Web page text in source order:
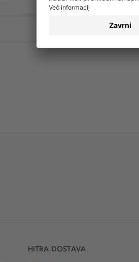
HITRA DOSTAVA